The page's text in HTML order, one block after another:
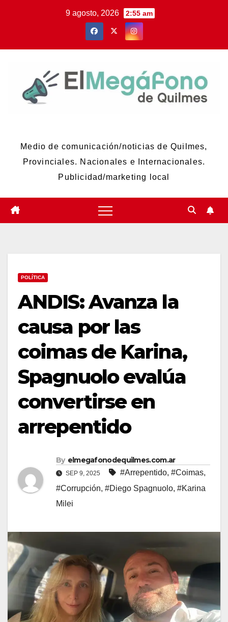
9 agosto, 2026 2:55 am
Medio de comunicación/noticias de Quilmes,
Provinciales. Nacionales e Internacionales.
Publicidad/marketing local
POLÍTICA
ANDIS: Avanza la
causa por las
coimas de Karina,
Spagnuolo evalúa
convertirse en
arrepentido
By elmegafonodequilmes.com.ar
SEP 9, 2025 #Arrepentido, #Coimas,
#Corrupción, #Diego Spagnuolo, #Karina
Milei